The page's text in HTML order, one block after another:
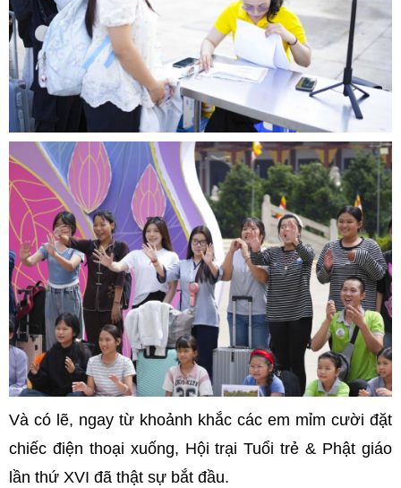
Và có lẽ, ngay từ khoảnh khắc các em mỉm cười đặt
chiếc điện thoại xuống, Hội trại Tuổi trẻ & Phật giáo
lần thứ XVI đã thật sự bắt đầu.